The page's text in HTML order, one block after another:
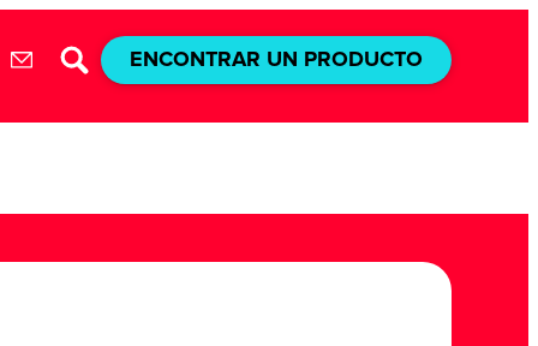
ENCONTRAR UN PRODUCTO